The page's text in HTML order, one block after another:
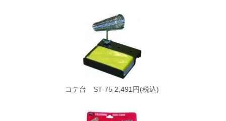
コテ台 ST-752,491円(税込)